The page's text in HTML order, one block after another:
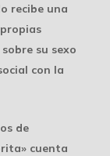
recibe una
su sexo
con la
de
cuenta